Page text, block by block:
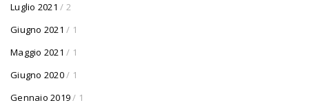
Luglio 2021 / 2
Giugno 2021 / 1
Maggio 2021 / 1
Giugno 2020/ 1
Gennaio 2019/ 1